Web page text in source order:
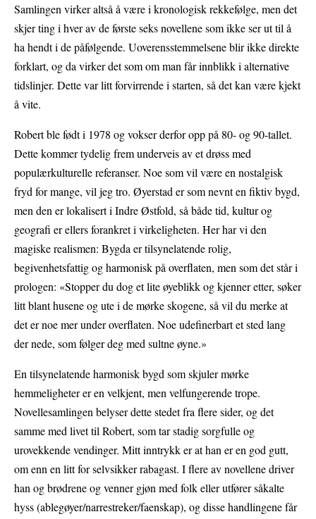
Samlingen virker altså å være i kronologisk rekkefølge, men det
skjer ting i hver av de første seks novellene som ikke ser ut til å
ha hendt i de påfølgende. Uoverensstemmelsene blir ikke direkte
forklart, og da virker det som om man får innblikk i alternative
tidslinjer. Dette var litt forvirrende i starten, så det kan være kjekt
å vite.
Robert ble født i 1978 og vokser derfor opp på 80- og 90-tallet.
Dette kommer tydelig frem underveis av et drøss med
populærkulturelle referanser. Noe som vil være en nostalgisk
fryd for mange, vil jeg tro. Øyerstad er som nevnt en fiktiv bygd,
men den er lokalisert i Indre Østfold, så både tid, kultur og
geografi er ellers forankret i virkeligheten. Her har vi den
magiske realismen: Bygda er tilsynelatende rolig,
begivenhetsfattig og harmonisk på overflaten, men som det står i
prologen: «Stopper du dog et lite øyeblikk og kjenner etter, søker
litt blant husene og ute i de mørke skogene, så vil du merke at
det er noe mer under overflaten. Noe udefinerbart et sted lang
der nede, som følger deg med sultne øyne.»
En tilsynelatende harmonisk bygd som skjuler mørke
hemmeligheter er en velkjent, men velfungerende trope.
Novellesamlingen belyser dette stedet fra flere sider, og det
samme med livet til Robert, som tar stadig sorgfulle og
urovekkende vendinger. Mitt inntrykk er at han er en god gutt,
om enn en litt for selvsikker rabagast. I flere av novellene driver
han og brødrene og venner gjøn med folk eller utfører såkalte
hyss (ablegøyer/narrestreker/faenskap), og disse handlingene får